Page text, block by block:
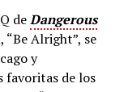
deDangerous
Alright”, se
y
favoritas de los